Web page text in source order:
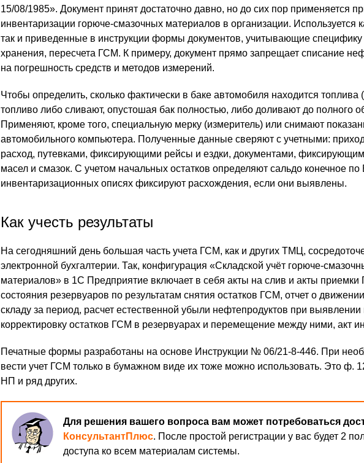
15/08/1985». Документ принят достаточно давно, но до сих пор применяется
инвентаризации горюче-смазочных материалов в организации. Используется
так и приведенные в инструкции формы документов, учитывающие
хранения, пересчета ГСМ. К примеру, документ прямо запрещает списание
на погрешность средств и методов измерений.
Чтобы определить, сколько фактически в баке автомобиля находится топлива
топливо либо сливают, опустошая бак полностью, либо доливают до полного
Применяют, кроме того, специальную мерку (измеритель) или снимают
автомобильного компьютера. Полученные данные сверяют с учетными:
расход, путевками, фиксирующими рейсы и ездки, документами,
масел и смазок. С учетом начальных остатков определяют сальдо конечное по
инвентаризационных описях фиксируют расхождения, если они выявлены.
Как учесть результаты
На сегодняшний день большая часть учета ГСМ, как и других ТМЦ,
электронной бухгалтерии. Так, конфигурация «Складской учёт горюче-
материалов» в 1С Предприятие включает в себя акты на слив и акты приемки
состояния резервуаров по результатам снятия остатков ГСМ, отчет о
складу за период, расчет естественной убыли нефтепродуктов при выявлении
корректировку остатков ГСМ в резервуарах и перемещение между ними, акт
Печатные формы разработаны на основе Инструкции № 06/21-8-446. При
вести учет ГСМ только в бумажном виде их тоже можно использовать. Это ф.
НП и ряд других.
Для решения вашего вопроса вам может потребоваться
КонсультантПлюс. После простой регистрации у вас будет 2
доступа ко всем материалам системы.